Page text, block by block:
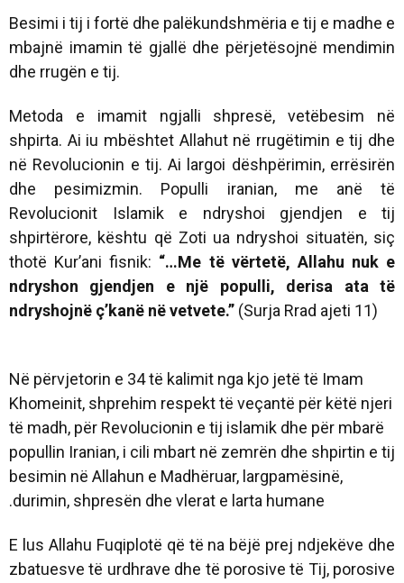
Besimi i tij i fortë dhe palëkundshmëria e tij e madhe e
mbajnë imamin të gjallë dhe përjetësojnë mendimin
dhe rrugën e tij.
Metoda e imamit ngjalli shpresë, vetëbesim në
shpirta. Ai iu mbështet Allahut në rrugëtimin e tij dhe
në Revolucionin e tij. Ai largoi dëshpërimin, errësirën
dhe pesimizmin. Populli iranian, me anë të
Revolucionit Islamik e ndryshoi gjendjen e tij
shpirtërore, kështu që Zoti ua ndryshoi situatën, siç
thotë Kur’ani fisnik: “…Me të vërtetë, Allahu nuk e
ndryshon
gjendjen e një populli, derisa ata të
ndryshojnë ç’kanë në vetvete.” (Surja Rrad ajeti 11)
Në përvjetorin e 34 të kalimit nga kjo jetë të Imam
Khomeinit, shprehim respekt të veçantë për këtë njeri
të madh, për Revolucionin e tij islamik dhe për mbarë
popullin Iranian, i cili mbart në zemrën dhe shpirtin e tij
besimin në Allahun e Madhëruar, largpamësinë,
durimin, shpresën dhe vlerat e larta humane.
E lus Allahu Fuqiplotë që të na bëjë prej ndjekëve dhe
zbatuesve të urdhrave dhe të porosive të Tij, porosive